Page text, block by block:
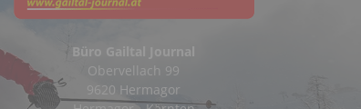
Büro Gailtal Journal
Obervellach 99
9620 Hermagor